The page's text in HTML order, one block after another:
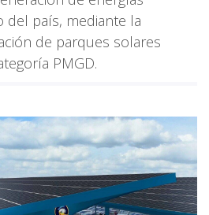
del país, mediante la
de parques solares
PMGD.